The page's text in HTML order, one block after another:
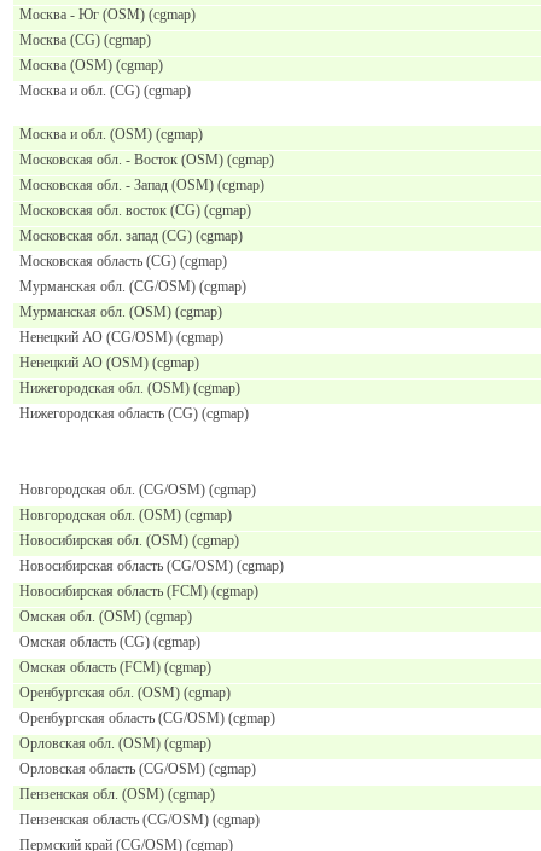
Москва - Юг (OSM) (cgmap)
Москва (CG) (cgmap)
Москва (OSM) (cgmap)
Москва и обл. (CG) (cgmap)
Москва и обл. (OSM) (cgmap)
Московская обл. - Восток (OSM) (cgmap)
Московская обл. - Запад (OSM) (cgmap)
Московская обл. восток (CG) (cgmap)
Московская обл. запад (CG) (cgmap)
Московская область (CG) (cgmap)
Мурманская обл. (CG/OSM) (cgmap)
Мурманская обл. (OSM) (cgmap)
Ненецкий АО (CG/OSM) (cgmap)
Ненецкий АО (OSM) (cgmap)
Нижегородская обл. (OSM) (cgmap)
Нижегородская область (CG) (cgmap)
Новгородская обл. (CG/OSM) (cgmap)
Новгородская обл. (OSM) (cgmap)
Новосибирская обл. (OSM) (cgmap)
Новосибирская область (CG/OSM) (cgmap)
Новосибирская область (FCM) (cgmap)
Омская обл. (OSM) (cgmap)
Омская область (CG) (cgmap)
Омская область (FCM) (cgmap)
Оренбургская обл. (OSM) (cgmap)
Оренбургская область (CG/OSM) (cgmap)
Орловская обл. (OSM) (cgmap)
Орловская область (CG/OSM) (cgmap)
Пензенская обл. (OSM) (cgmap)
Пензенская область (CG/OSM) (cgmap)
Пермский край (CG/OSM) (cgmap)